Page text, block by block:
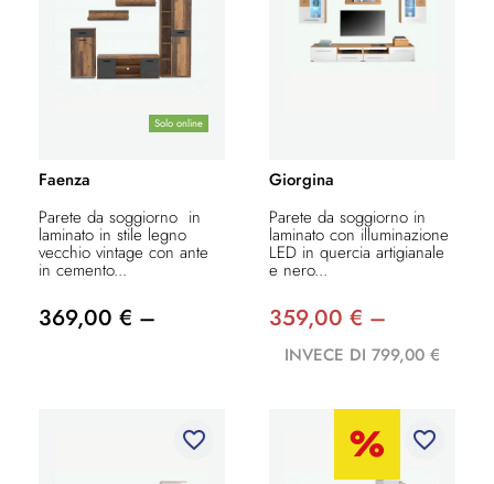
Solo online
Faenza
Parete da soggiorno in
laminato in stile legno
vecchio vintage con ante
in cemento...
369,00 € –
Giorgina
Parete da soggiorno in
laminato con illuminazione
LED in quercia artigianale
e nero...
359,00 € –
INVECE DI 799,00 €
favorite_border favorite_border